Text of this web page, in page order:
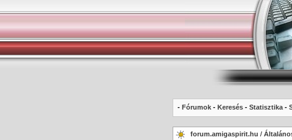
- Fórumok - Keresés - Statisztika -
forum.amigaspirit.hu /